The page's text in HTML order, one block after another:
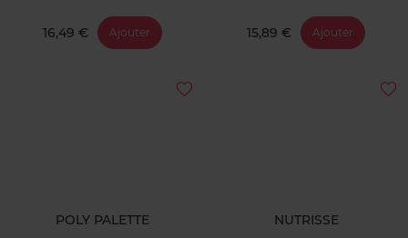
16,49 € Ajouter 15,89 € Ajouter
POLY PALETTE NUTRISSE